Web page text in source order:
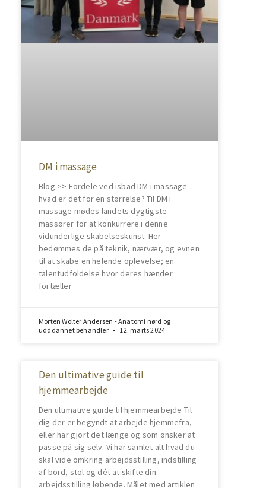
DM i massage
Blog >> Fordele ved isbad DM i massage –
hvad er det for en størrelse? Til DM i
massage mødes landets dygtigste
massører for at konkurrere i denne
vidunderlige skabelseskunst. Her
bedømmes de på teknik, nærvær, og evnen
til at skabe en helende oplevelse; en
talentudfoldelse hvor deres hænder
fortæller
Morten Wolter Andersen - Anatomi nørd og
udddannet behandler
12. marts 2024
Den ultimative guide til
hjemmearbejde
Den ultimative guide til hjemmearbejde Til
dig der er begyndt at arbejde hjemmefra,
eller har gjort det længe og som ønsker at
passe på sig selv. Vi har samlet alt hvad du
skal vide omkring arbejdsstilling, indstilling
af bord, stol og dét at skifte din
arbejdsstilling løbende. Målet med artiklen